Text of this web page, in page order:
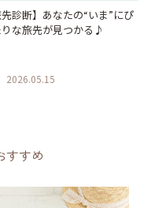
先診断】あなたの“いま”にぴ
りな旅先が見つかる♪
2026.05.15
すすめ